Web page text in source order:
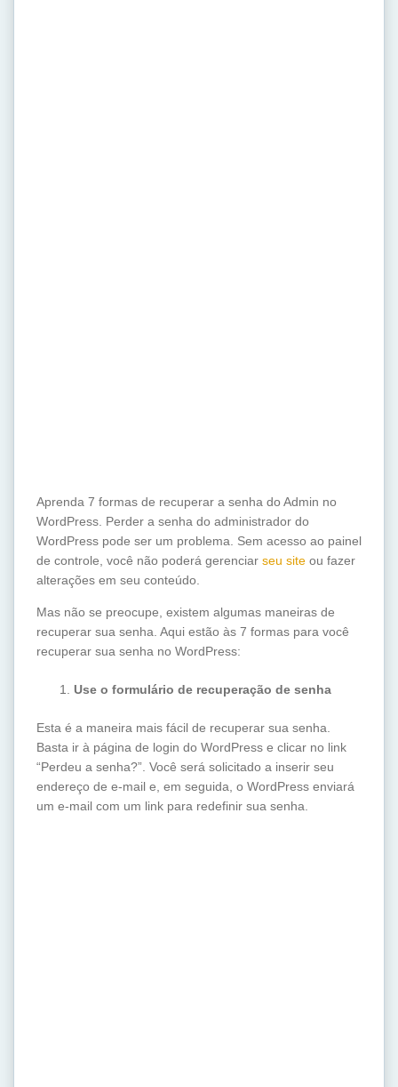
Aprenda 7 formas de recuperar a senha do Admin no
WordPress. Perder a senha do administrador do
WordPress pode ser um problema. Sem acesso ao painel
de controle, você não poderá gerenciar seu site ou fazer
alterações em seu conteúdo.
Mas não se preocupe, existem algumas maneiras de
recuperar sua senha. Aqui estão às 7 formas para você
recuperar sua senha no WordPress:
Use o formulário de recuperação de senha
Esta é a maneira mais fácil de recuperar sua senha.
Basta ir à página de login do WordPress e clicar no link
“Perdeu a senha?”. Você será solicitado a inserir seu
endereço de e-mail e, em seguida, o WordPress enviará
um e-mail com um link para redefinir sua senha.